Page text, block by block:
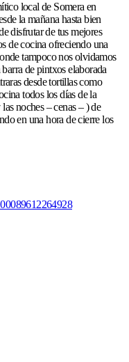
local de Somera en
la mañana hasta bien
disfrutar de tus mejores
de cocina ofreciendo una
tampoco nos olvidamos
de pintxos elaborada
desde tortillas como
todos los días de la
noches – cenas – ) de
en una hora de cierre los